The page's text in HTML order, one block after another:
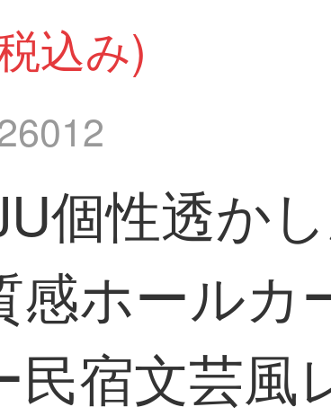
込み)
個性透か
感ホール
民宿文芸風